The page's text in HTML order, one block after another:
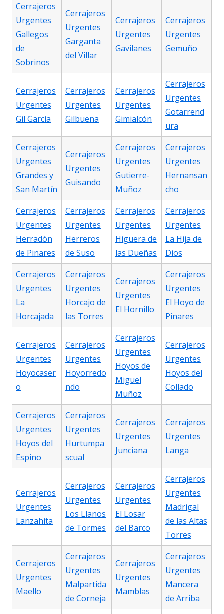
Cerrajeros
Urgentes
Gallegos
de
Sobrinos
Cerrajeros
Urgentes
Garganta
del Villar
Cerrajeros
Urgentes
Gavilanes
Cerrajeros
Urgentes
Gemuño
Cerrajeros
Urgentes
Gil García
Cerrajeros
Urgentes
Gilbuena
Cerrajeros
Urgentes
Gimialcón
Cerrajeros
Urgentes
Gotarrend
ura
Cerrajeros
Urgentes
Grandes y
San Martín
Cerrajeros
Urgentes
Guisando
Cerrajeros
Urgentes
Gutierre-
Muñoz
Cerrajeros
Urgentes
Hernansan
cho
Cerrajeros
Urgentes
Herradón
de Pinares
Cerrajeros
Urgentes
Herreros
de Suso
Cerrajeros
Urgentes
Higuera de
las Dueñas
Cerrajeros
Urgentes
La Hija de
Dios
Cerrajeros
Urgentes
La
Horcajada
Cerrajeros
Urgentes
Horcajo de
las Torres
Cerrajeros
Urgentes
El Hornillo
Cerrajeros
Urgentes
El Hoyo de
Pinares
Cerrajeros
Urgentes
Hoyocaser
o
Cerrajeros
Urgentes
Hoyorredo
ndo
Cerrajeros
Urgentes
Hoyos de
Miguel
Muñoz
Cerrajeros
Urgentes
Hoyos del
Collado
Cerrajeros
Urgentes
Hoyos del
Espino
Cerrajeros
Urgentes
Hurtumpa
scual
Cerrajeros
Urgentes
Junciana
Cerrajeros
Urgentes
Langa
Cerrajeros
Urgentes
Lanzahíta
Cerrajeros
Urgentes
Los Llanos
de Tormes
Cerrajeros
Urgentes
El Losar
del Barco
Cerrajeros
Urgentes
Madrigal
de las Altas
Torres
Cerrajeros
Urgentes
Maello
Cerrajeros
Urgentes
Malpartida
de Corneja
Cerrajeros
Urgentes
Mamblas
Cerrajeros
Urgentes
Mancera
de Arriba